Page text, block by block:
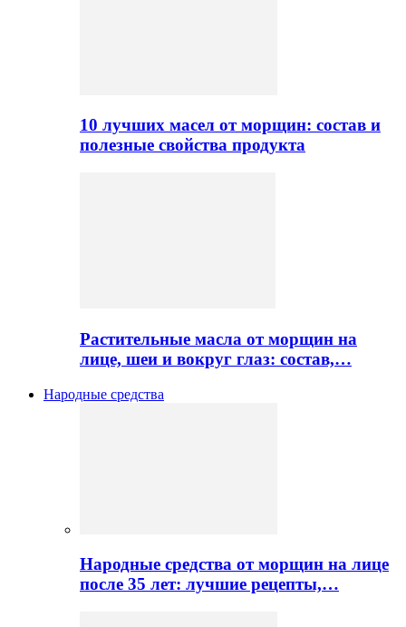
10 лучших масел от морщин: состав и
полезные свойства продукта
Растительные масла от морщин на
лице, шеи и вокруг глаз: состав,…
Народные средства
Народные средства от морщин на лице
после 35 лет: лучшие рецепты,…